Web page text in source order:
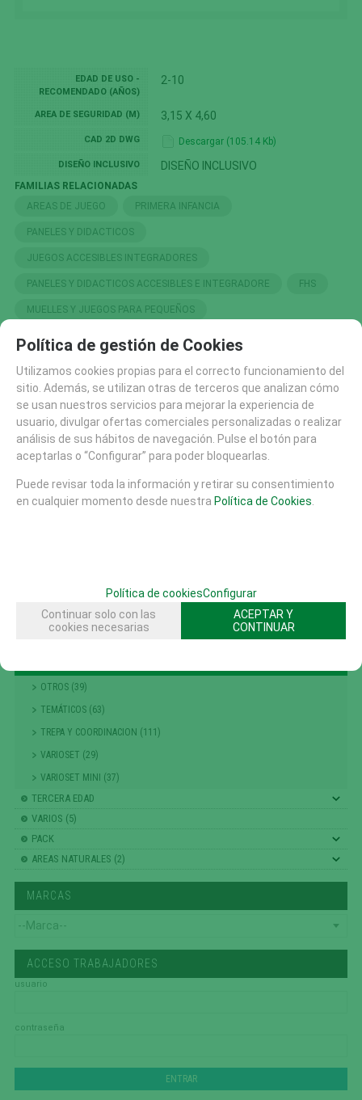
EDAD DE USO -
RECOMENDADO (AÑOS)
2-10
AREA DE SEGURIDAD (M) 3,15 X 4,60
CAD 2D DWG Descargar (105.14 Kb)
DISEÑO INCLUSIVO DISEÑO INCLUSIVO
FAMILIAS RELACIONADAS
AREAS DE JUEGO
PRIMERA INFANCIA
PANELES Y DIDACTICOS
JUEGOS ACCESIBLES INTEGRADORES
PANELES Y DIDACTICOS ACCESIBLES E INTEGRADORE FHS
MUELLES Y JUEGOS PARA PEQUEÑOS
SOLICITAR MÁS INFO RECOMENDAR
CATÁLOGO
AREAS DE JUEGO
MATERIALES
SUELOS DE SEGURIDAD
PISTAS SKATE
CASAS Y TORRES (40)
MOBILIARIO Y EQUIPAMIENTO (102)
OTROS (39)
TEMÁTICOS (63)
TREPA Y COORDINACION (111)
VARIOSET (29)
VARIOSET MINI (37)
TERCERA EDAD
VARIOS (5)
PACK
AREAS NATURALES (2)
MARCAS
ACCESO TRABAJADORES
usuario
contraseña
Política de gestión de Cookies
Utilizamos cookies propias para el correcto funcionamiento del
sitio. Además, se utilizan otras de terceros que analizan cómo
se usan nuestros servicios para mejorar la experiencia de
usuario, divulgar ofertas comerciales personalizadas o realizar
análisis de sus hábitos de navegación. Pulse el botón para
aceptarlas o “Configurar” para poder bloquearlas.
Puede revisar toda la información y retirar su consentimiento
en cualquier momento desde nuestra Política de Cookies
Política de cookiesConfigurar
Continuar solo con las
cookies necesarias
ACEPTAR Y
CONTINUAR